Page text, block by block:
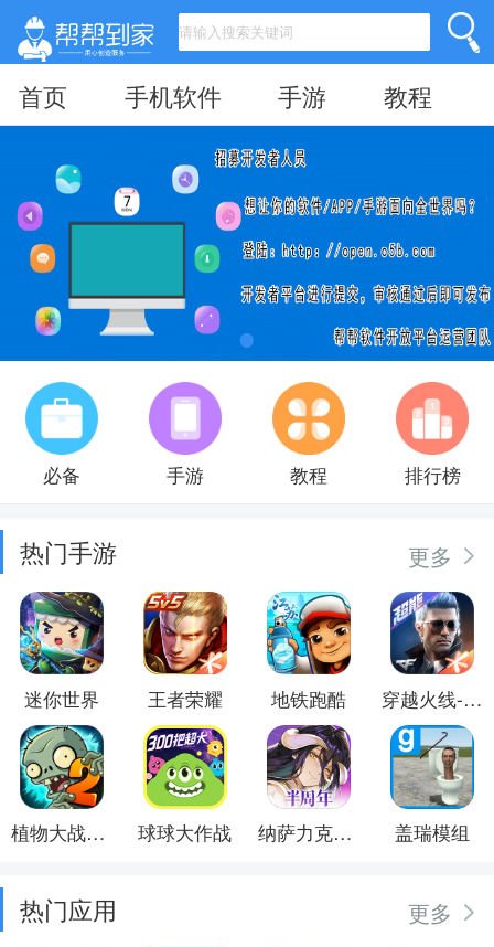
首页 手机软件 手游 教程
必备 手游 教程 排行榜
热门手游 更多
迷你世界 王者荣耀 地铁跑酷 穿越火线-枪战王者
植物大战僵尸2 球球大作战 纳萨力克之王 盖瑞模组
热门应用 更多